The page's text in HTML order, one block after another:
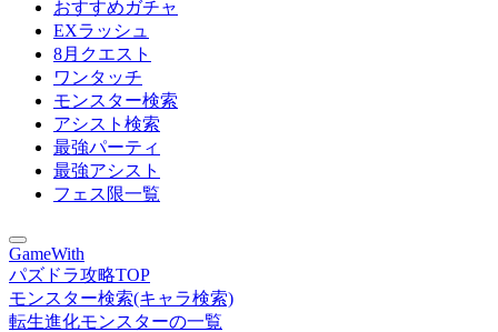
おすすめガチャ
EXラッシュ
8月クエスト
ワンタッチ
モンスター検索
アシスト検索
最強パーティ
最強アシスト
フェス限一覧
GameWith
パズドラ攻略TOP
モンスター検索(キャラ検索)
転生進化モンスターの一覧